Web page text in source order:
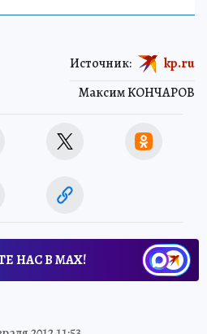
Максим КОНЧАРОВ
Источник: kp.ru
НАС В МАХ!